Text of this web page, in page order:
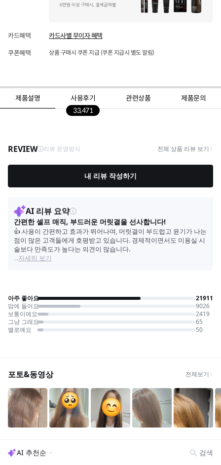
카드혜택 카드사별 무이자 혜택
쿠폰혜택 상품 구매시 쿠폰 지급 (쿠폰 지급시 별도 알림)
제품설명
사용후기
33,471
관련상품 제품문의